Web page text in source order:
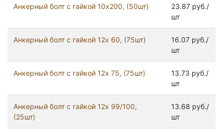
Анкерный болт с гайкой 10x200, (50шт)
23.87 руб./
шт
Анкерный болт с гайкой 12x 60, (75шт)
16.07 руб./
шт
Анкерный болт с гайкой 12x 75, (75шт)
13.73 руб./
шт
Анкерный болт с гайкой 12x 99/100,
(25шт)
13.68 руб./
шт